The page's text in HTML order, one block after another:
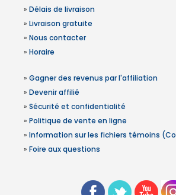
» Délais de livraison
» Livraison gratuite
» Nous contacter
» Horaire
» Gagner des revenus par l'affiliation
» Devenir affilié
» Sécurité et confidentialité
» Politique de vente en ligne
» Information sur les fichiers témoins
» Foire aux questions